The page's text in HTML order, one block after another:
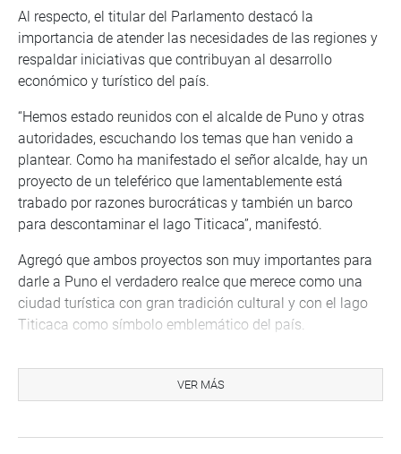
Al respecto, el titular del Parlamento destacó la
importancia de atender las necesidades de las regiones y
respaldar iniciativas que contribuyan al desarrollo
económico y turístico del país.
“Hemos estado reunidos con el alcalde de Puno y otras
autoridades, escuchando los temas que han venido a
plantear. Como ha manifestado el señor alcalde, hay un
proyecto de un teleférico que lamentablemente está
trabado por razones burocráticas y también un barco
para descontaminar el lago Titicaca”, manifestó.
Agregó que ambos proyectos son muy importantes para
darle a Puno el verdadero realce que merece como una
ciudad turística con gran tradición cultural y con el lago
Titicaca como símbolo emblemático del país.
disposición de continuar articulando esfuerzos desde el
Parlamento para promover iniciativas que contribuyan al
VER MÁS